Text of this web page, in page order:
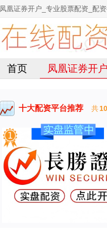
凤凰证券开户_专业股票配资_配
首页 凤凰证券开户
十大配资平台推荐 共